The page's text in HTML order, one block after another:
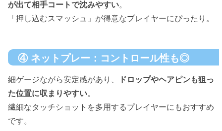
が出て相手コートで沈みやすい。
「押し込むスマッシュ」が得意なプレイヤーにぴったり。
④ ネットプレー：コントロール性も◎
細ゲージながら安定感があり、
ドロップやヘアピンも狙っ
た位置に収まりやすい。
繊細なタッチショットを多用するプレイヤーにもおすすめ
です。